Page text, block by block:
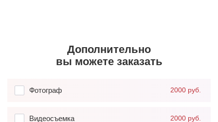
Дополнительно
вы можете заказать
Фотограф 2000 руб.
Видеосъемка 2000 руб.